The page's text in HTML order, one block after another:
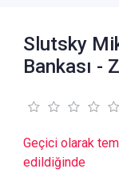
Slutsky
Bankası -
Geçici olarak
edildiğinde